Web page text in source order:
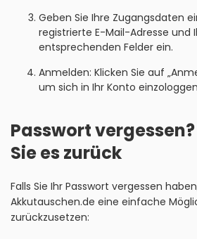
Geben Sie Ihre Zugangsdaten
registrierte E-Mail-Adresse und
entsprechenden Felder ein.
Anmelden: Klicken Sie auf
um sich in Ihr Konto
Passwort
Sie es zurück
Falls Sie Ihr Passwort vergessen
Akkutauschen.de eine einfache
zurückzusetzen: